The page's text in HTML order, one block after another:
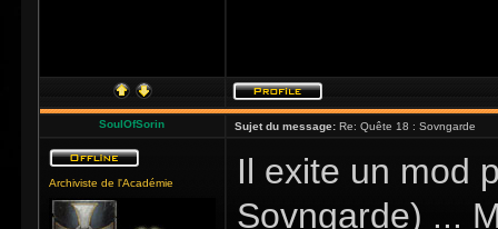
SoulOfSorin Sujet du message: Re: Quête 18 : Sovngarde
Archiviste de l'Académie
Il exite un mod
Sovngarde) ...